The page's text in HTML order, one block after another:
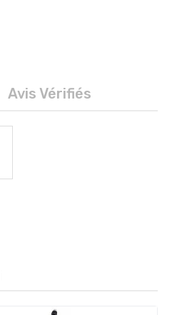
Avis Vérifiés